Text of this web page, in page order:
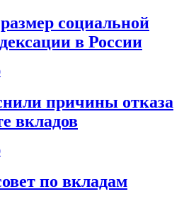
социальной
в России
причины отказа
вкладов
по вкладам